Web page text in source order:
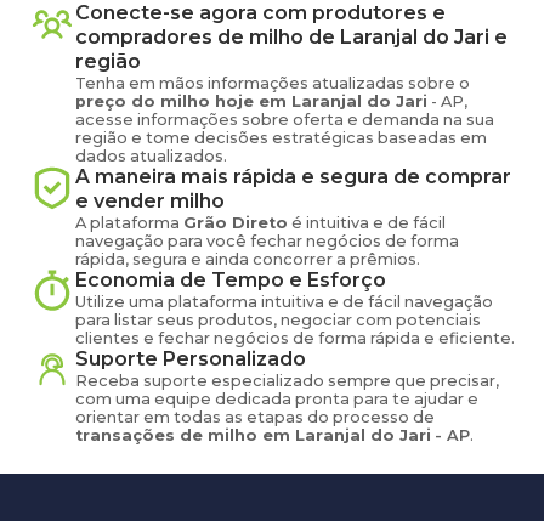
Conecte-se agora com produtores e
compradores de milho de Laranjal do Jari e
região
Tenha em mãos informações atualizadas sobre o
preço do milho hoje em Laranjal do Jari - AP,
acesse informações sobre oferta e demanda na sua
região e tome decisões estratégicas baseadas em
dados atualizados.
A maneira mais rápida e segura de comprar
e vender milho
A plataforma Grão Direto é intuitiva e de fácil
navegação para você fechar negócios de forma
rápida, segura e ainda concorrer a prêmios.
Economia de Tempo e Esforço
Utilize uma plataforma intuitiva e de fácil navegação
para listar seus produtos, negociar com potenciais
clientes e fechar negócios de forma rápida e eficiente.
Suporte Personalizado
Receba suporte especializado sempre que precisar,
com uma equipe dedicada pronta para te ajudar e
orientar em todas as etapas do processo de
transações de milho em Laranjal do Jari - AP.